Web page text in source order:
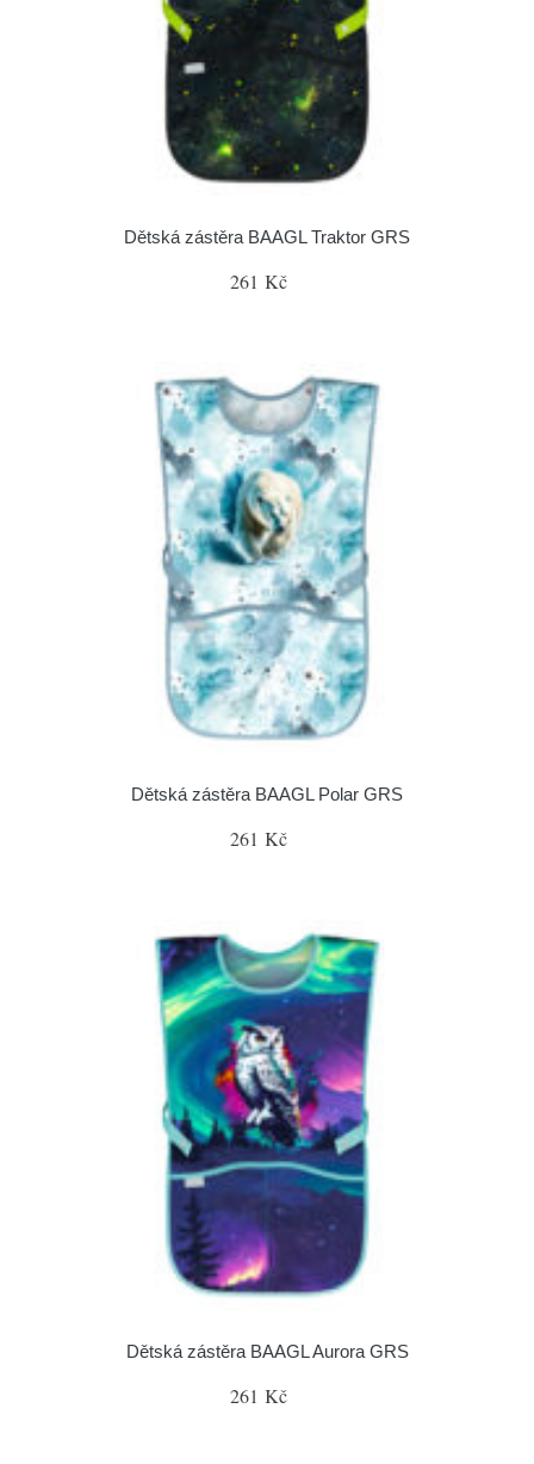
Dětská zástěra BAAGL Traktor GRS
261 Kč
Dětská zástěra BAAGL Polar GRS
261 Kč
Dětská zástěra BAAGL Aurora GRS
261 Kč